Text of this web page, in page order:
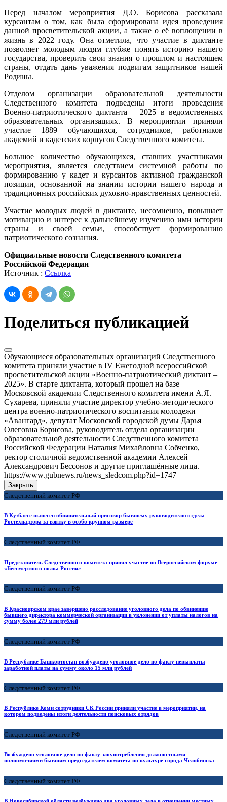
Перед началом мероприятия Д.О. Борисова рассказала
курсантам о том, как была сформирована идея проведения
данной просветительской акции, а также о её воплощении в
жизнь в 2022 году. Она отметила, что участие в диктанте
позволяет молодым людям глубже понять историю нашего
государства, проверить свои знания о прошлом и настоящем
страны, отдать дань уважения подвигам защитников нашей
Родины.
Отделом организации образовательной деятельности
Следственного комитета подведены итоги проведения
Военно-патриотического диктанта – 2025 в ведомственных
образовательных организациях. В мероприятии приняли
участие 1889 обучающихся, сотрудников, работников
академий и кадетских корпусов Следственного комитета.
Большое количество обучающихся, ставших участниками
мероприятия, является следствием системной работы по
формированию у кадет и курсантов активной гражданской
позиции, основанной на знании истории нашего народа и
традиционных российских духовно-нравственных ценностей.
Участие молодых людей в диктанте, несомненно, повышает
мотивацию и интерес к дальнейшему изучению ими истории
страны и своей семьи, способствует формированию
патриотического сознания.
Официальные новости Следственного комитета
Российской Федерации
Источник : Ссылка
Поделиться публикацией
Обучающиеся образовательных организаций Следственного
комитета приняли участие в IV Ежегодной всероссийской
просветительской акции «Военно-патриотический диктант –
2025». В старте диктанта, который прошел на базе
Московской академии Следственного комитета имени А.Я.
Сухарева, приняли участие директор учебно-методического
центра военно-патриотического воспитания молодежи
«Авангард», депутат Московской городской думы Дарья
Олеговна Борисова, руководитель отдела организации
образовательной деятельности Следственного комитета
Российской Федерации Наталия Михайловна Собченко,
ректор столичной ведомственной академии Алексей
Александрович Бессонов и другие приглашённые лица.
https://www.gubnews.ru/news_sledcom.php?id=1747
Закрыть
Следственный комитет РФ
В Кузбассе вынесен обвинительный приговор бывшему руководителю отдела
Ростехнадзора за взятку в особо крупном размере
Следственный комитет РФ
Представитель Следственного комитета принял участие во Всероссийском форуме
«Бессмертного полка России»
Следственный комитет РФ
В Красноярском крае завершено расследование уголовного дела по обвинению
бывшего директора коммерческой организации в уклонении от уплаты налогов на
сумму более 279 млн рублей
Следственный комитет РФ
В Республике Башкортостан возбуждено уголовное дело по факту невыплаты
заработной платы на сумму около 15 млн рублей
Следственный комитет РФ
В Республике Коми сотрудники СК России приняли участие в мероприятии, на
котором подведены итоги деятельности поисковых отрядов
Следственный комитет РФ
Возбуждено уголовное дело по факту злоупотребления должностными
полномочиями бывшим председателем комитета по культуре города Челябинска
Следственный комитет РФ